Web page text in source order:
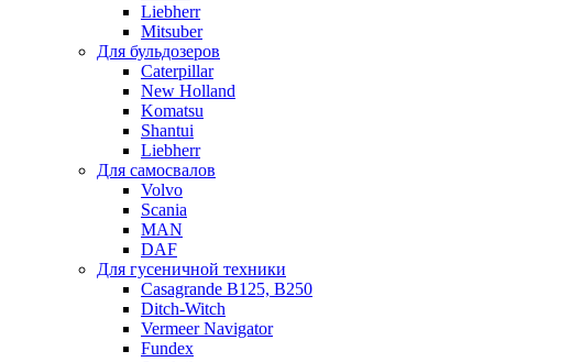
Liebherr
Mitsuber
Для бульдозеров
Caterpillar
New Holland
Komatsu
Shantui
Liebherr
Для самосвалов
Volvo
Scania
MAN
DAF
Для гусеничной техники
Casagrande B125, B250
Ditch-Witch
Vermeer Navigator
Fundex